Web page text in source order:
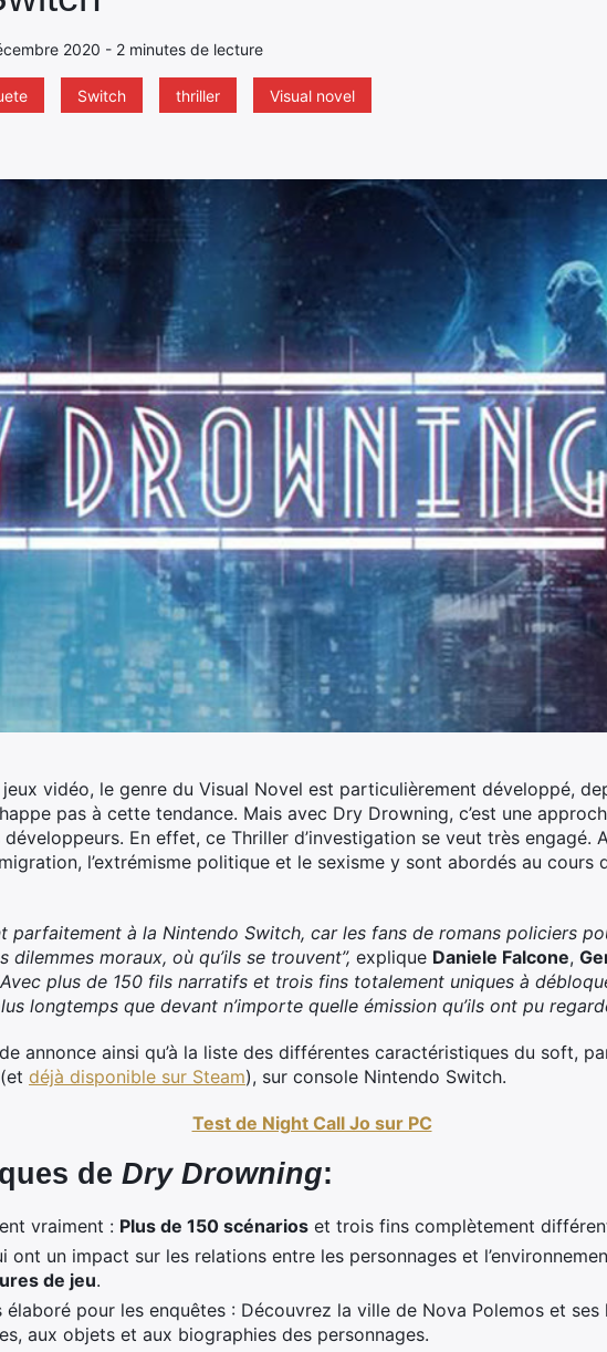
2020 - 2 minutes de lecture
Switch thriller Visual novel
jeux vidéo, le genre du Visual Novel est particulièrement développé,
pas à cette tendance. Mais avec Dry Drowning, c’est une
En effet, ce Thriller d’investigation se veut très engagé.
l’extrémisme politique et le sexisme y sont abordés au cours
parfaitement à la Nintendo Switch, car les fans de romans policiers
moraux, où qu’ils se trouvent”, explique Daniele Falcone,
Avec plus de 150 fils narratifs et trois fins totalement uniques à
longtemps que devant n’importe quelle émission qu’ils ont pu
annonce ainsi qu’à la liste des différentes caractéristiques du soft,
déjà disponible sur Steam), sur console Nintendo Switch.
Test de Night Call Jo sur PC
de Dry Drowning:
vraiment : Plus de 150 scénarios et trois fins complètement
ont un impact sur les relations entre les personnages et
de jeu.
élaboré pour les enquêtes : Découvrez la ville de Nova Polemos et
aux objets et aux biographies des personnages.